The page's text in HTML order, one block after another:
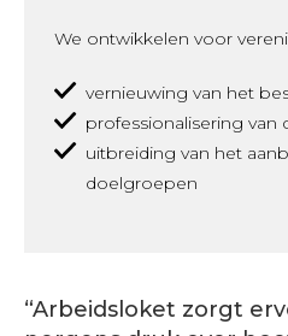
We ontwikkelen voor
vernieuwing van het
professionalisering van
uitbreiding van het
doelgroepen
“Arbeidsloket zorgt